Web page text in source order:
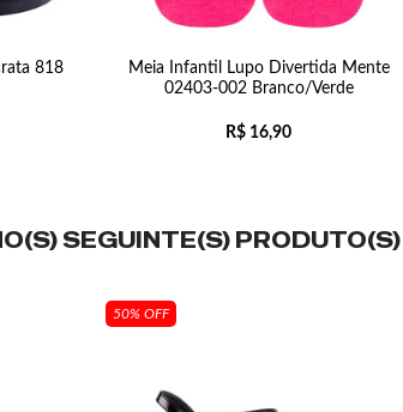
818
Meia Infantil Lupo Divertida Mente
02403-002 Branco/Verde
R$ 16,90
SEGUINTE(S) PRODUTO(S)
50% OFF